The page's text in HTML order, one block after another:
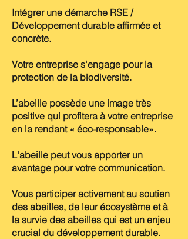
Intégrer une démarche RSE /
Développement durable affirmée et
concrète.
Votre entreprise s'engage pour la
protection de la biodiversité.
L’abeille possède une image très
positive qui profitera à votre entreprise
en la rendant « éco-responsable».
L'abeille peut vous apporter un
avantage pour votre communication.
Vous participer activement au soutien
des abeilles, de leur écosystème et à
la survie des abeilles qui est un enjeu
crucial du développement durable.